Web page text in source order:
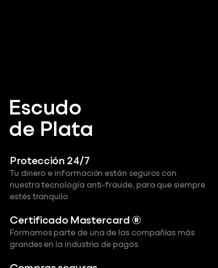
Escudo
de Plata
Protección 24/7
Tu dinero e información están seguros con
nuestra tecnología anti-fraude, para que siempre
estés tranquilo
Certificado Mastercard ®
Formamos parte de una de las compañías más
grandes en la industria de pagos